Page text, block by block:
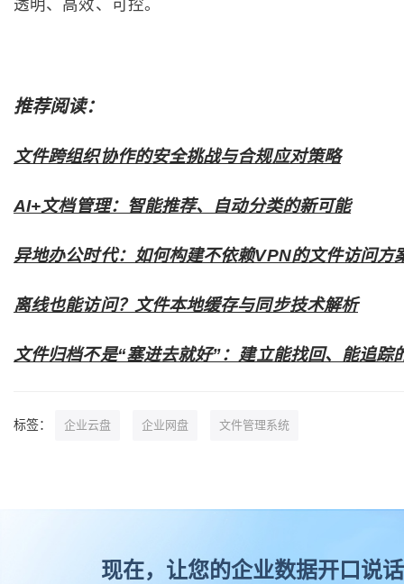
透明、高效、可控。
推荐阅读：
文件跨组织协作的安全挑战与合规应对策略
AI+文档管理：智能推荐、自动分类的新可能
异地办公时代：如何构建不依赖VPN的文件访问方
离线也能访问？文件本地缓存与同步技术解析
文件归档不是“塞进去就好”：建立能找回、能追踪
标签： 企业云盘 企业网盘 文件管理系统
现在，让您的企业数据开口说话